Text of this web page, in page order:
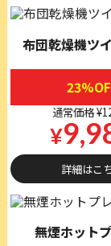
布団乾燥機ツ
通常価格
¥
詳細はこ
無煙ホット